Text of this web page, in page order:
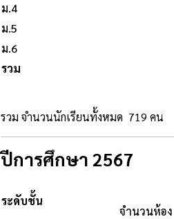
ม.4
ม.5
ม.6
รวม
รวม จำนวนนักเรียนทั้งหมด 719 คน
ปีการศึกษา 2567
ระดับชั้น
จำนวนห้อง